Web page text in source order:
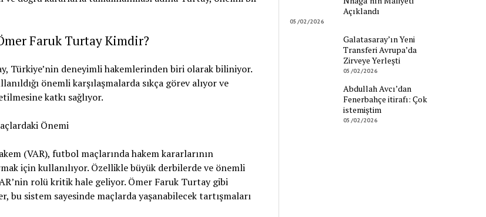
Faruk Turtay Kimdir?
Türkiye’nin deneyimli hakemlerinden biri olarak biliniyor.
önemli karşılaşmalarda sıkça görev alıyor ve
katkı sağlıyor.
Önemi
(VAR), futbol maçlarında hakem kararlarının
için kullanılıyor. Özellikle büyük derbilerde ve önemli
rolü kritik hale geliyor. Ömer Faruk Turtay gibi
bu sistem sayesinde maçlarda yaşanabilecek tartışmaları
Açıklandı
05/02/2026
Galatasaray’ın Yeni
Transferi Avrupa’da
Zirveye Yerleşti
05/02/2026
Abdullah Avcı’dan
Fenerbahçe itirafı: Çok
istemiştim
05/02/2026